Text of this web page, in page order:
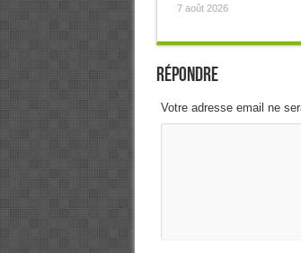
7 août 2026
Répondre
Votre adresse email ne